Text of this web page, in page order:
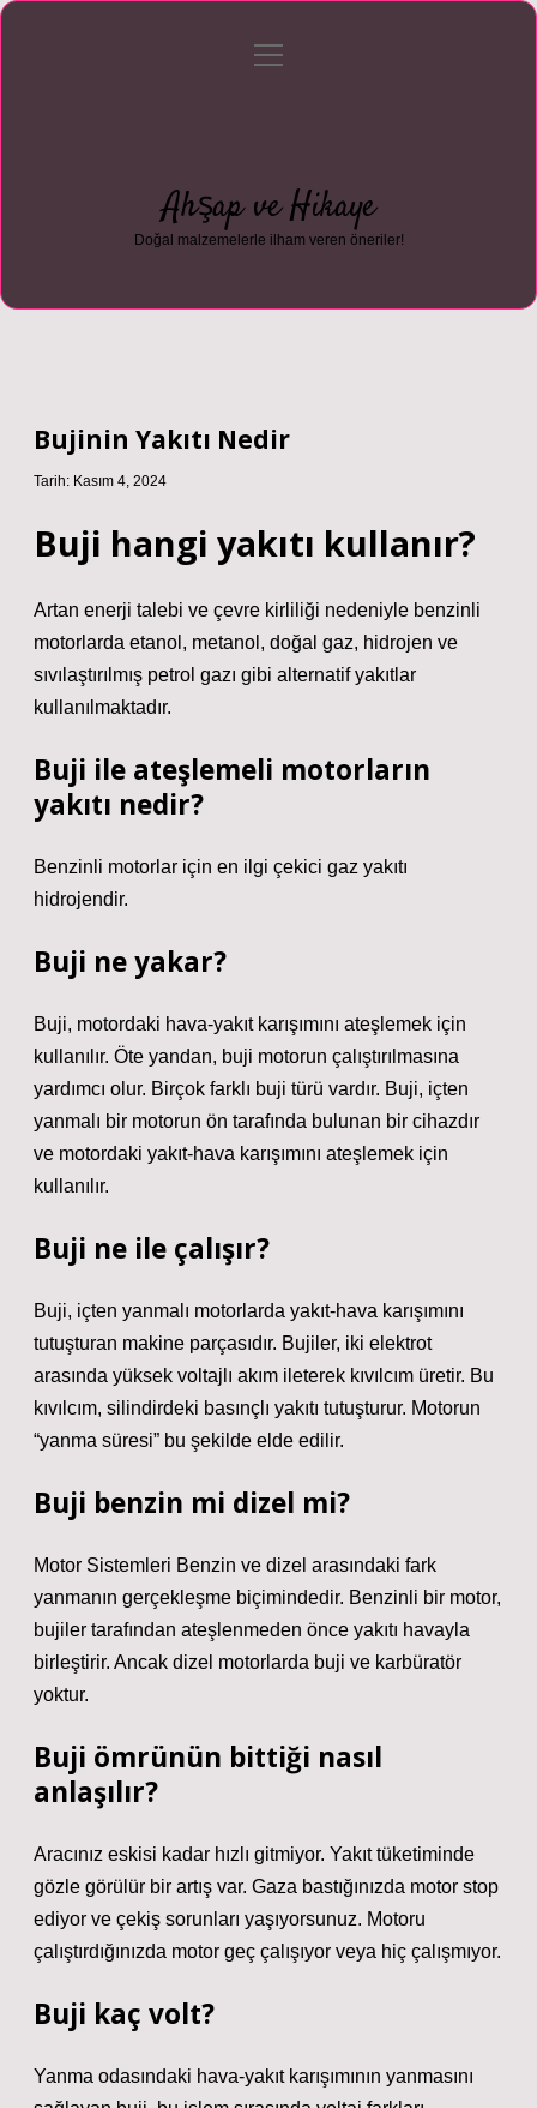
Gizlilik Politikası
menüyü
Ahşap ve Hikaye
Doğal malzemelerle ilham veren öneriler!
Bujinin Yakıtı Nedir
Tarih: Kasım 4, 2024
Buji hangi yakıtı kullanır?
Artan enerji talebi ve çevre kirliliği nedeniyle benzinli
motorlarda etanol, metanol, doğal gaz, hidrojen ve
sıvılaştırılmış petrol gazı gibi alternatif yakıtlar
kullanılmaktadır.
Buji ile ateşlemeli motorların
yakıtı nedir?
Benzinli motorlar için en ilgi çekici gaz yakıtı
hidrojendir.
Buji ne yakar?
Buji, motordaki hava-yakıt karışımını ateşlemek için
kullanılır. Öte yandan, buji motorun çalıştırılmasına
yardımcı olur. Birçok farklı buji türü vardır. Buji, içten
yanmalı bir motorun ön tarafında bulunan bir cihazdır
ve motordaki yakıt-hava karışımını ateşlemek için
kullanılır.
Buji ne ile çalışır?
Buji, içten yanmalı motorlarda yakıt-hava karışımını
tutuşturan makine parçasıdır. Bujiler, iki elektrot
arasında yüksek voltajlı akım ileterek kıvılcım üretir. Bu
kıvılcım, silindirdeki basınçlı yakıtı tutuşturur. Motorun
“yanma süresi” bu şekilde elde edilir.
Buji benzin mi dizel mi?
Motor Sistemleri Benzin ve dizel arasındaki fark
yanmanın gerçekleşme biçimindedir. Benzinli bir motor,
bujiler tarafından ateşlenmeden önce yakıtı havayla
birleştirir. Ancak dizel motorlarda buji ve karbüratör
yoktur.
Buji ömrünün bittiği nasıl
anlaşılır?
Aracınız eskisi kadar hızlı gitmiyor. Yakıt tüketiminde
gözle görülür bir artış var. Gaza bastığınızda motor stop
ediyor ve çekiş sorunları yaşıyorsunuz. Motoru
çalıştırdığınızda motor geç çalışıyor veya hiç çalışmıyor.
Buji kaç volt?
Yanma odasındaki hava-yakıt karışımının yanmasını